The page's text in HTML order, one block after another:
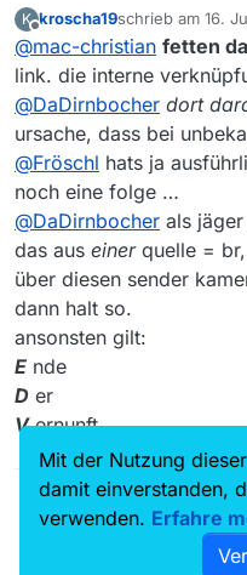
@
13.5.1)
bei mir
ladbar
Nein, das
nicht
Lies malhier
K kroscha19schrieb am 16.
zuletzt editiert
@mac-christian fetten
link. die interne
@DaDirnbocher dort
ursache, dass bei
@Fröschl hats ja
noch eine folge …
@DaDirnbocher als
das aus einerquelle =
über diesen sender
dann halt so.
ansonsten gilt:
E nde
D er
Vernunft
Mit der Nutzung
damit einverstanden,
verwenden. Erfahre